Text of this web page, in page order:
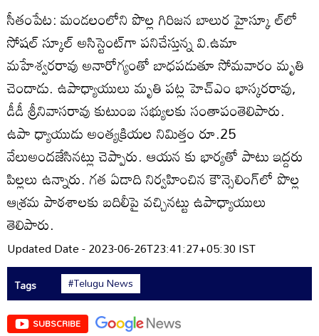
సీతంపేట: మండలంలోని పొల్ల గిరిజన బాలుర హైస్కూ ల్‌లో
సోషల్‌ స్కూల్‌ అసిస్టెంట్‌గా పనిచేస్తున్న వి.ఉమా
మహేశ్వరరావు అనారోగ్యంతో బాధపడుతూ సోమవారం మృతి
చెందాడు. ఉపాధ్యాయులు మృతి పట్ల హెచ్‌ఎం భాస్కరరావు,
డీడీ శ్రీనివాసరావు కుటుంబ సభ్యులకు సంతాపంతెలిపారు.
ఉపా ధ్యాయుడు అంత్యక్రియల నిమిత్తం రూ.25
వేలుఅందజేసినట్లు చెప్పారు. ఆయన కు భార్యతో పాటు ఇద్దరు
పిల్లలు ఉన్నారు. గత ఏడాది నిర్వహించిన కౌన్సెలింగ్‌లో పొల్ల
ఆశ్రమ పాఠశాలకు బదిలీపై వచ్చినట్టు ఉపాధ్యాయులు
తెలిపారు.
Updated Date - 2023-06-26T23:41:27+05:30 IST
Tags #Telugu News
SUBSCRIBE